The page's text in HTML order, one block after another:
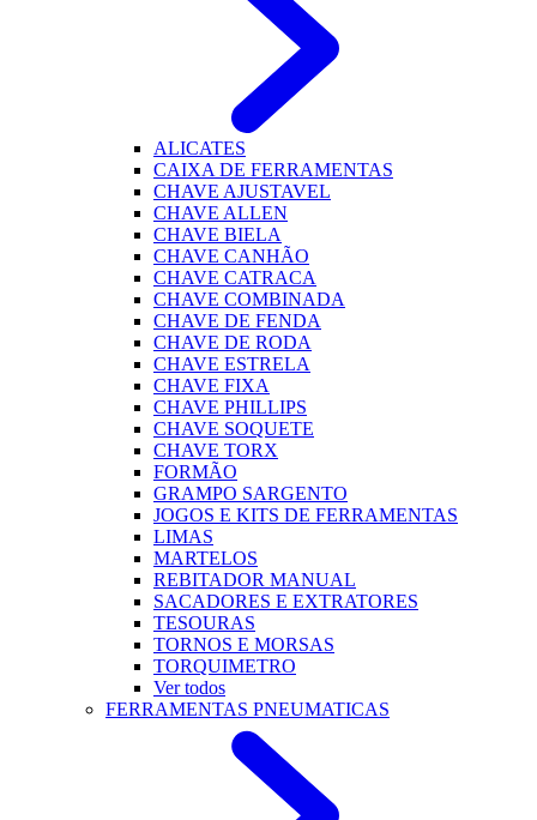
ALICATES
CAIXA DE FERRAMENTAS
CHAVE AJUSTAVEL
CHAVE ALLEN
CHAVE BIELA
CHAVE CANHÃO
CHAVE CATRACA
CHAVE COMBINADA
CHAVE DE FENDA
CHAVE DE RODA
CHAVE ESTRELA
CHAVE FIXA
CHAVE PHILLIPS
CHAVE SOQUETE
CHAVE TORX
FORMÃO
GRAMPO SARGENTO
JOGOS E KITS DE FERRAMENTAS
LIMAS
MARTELOS
REBITADOR MANUAL
SACADORES E EXTRATORES
TESOURAS
TORNOS E MORSAS
TORQUIMETRO
Ver todos
FERRAMENTAS PNEUMATICAS